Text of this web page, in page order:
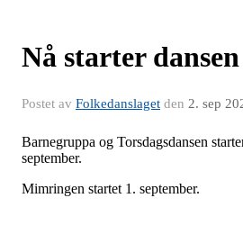
Nå starter
Postet av Folkedanslaget den 2. sep
Barnegruppa og Torsdagsdansen
september.
Mimringen startet 1. september.